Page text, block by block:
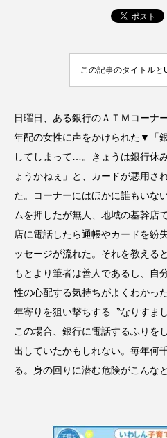
この記事のタイトルと
日曜日、ある銀行のＡＴＭコーナ
年配の女性に声をかけられた▼「
してしまって…。きょうは銀行休
ょうかねぇ」と、カードが悪用さ
た。コーナーにはほかに誰もいな
ムを押したが無人、地域の基幹店
店に電話したら通帳やカードを紛
ッセージが流れた。それを教える
もとより筆者は善人であるし、自
性の心配する気持ちがよくわか
年寄りを狙い撃ちする〝なりすま
この場合、銀行に電話するふりを
出していたかもしれない。毎年何
る。身の回りに潜む危険がこんな